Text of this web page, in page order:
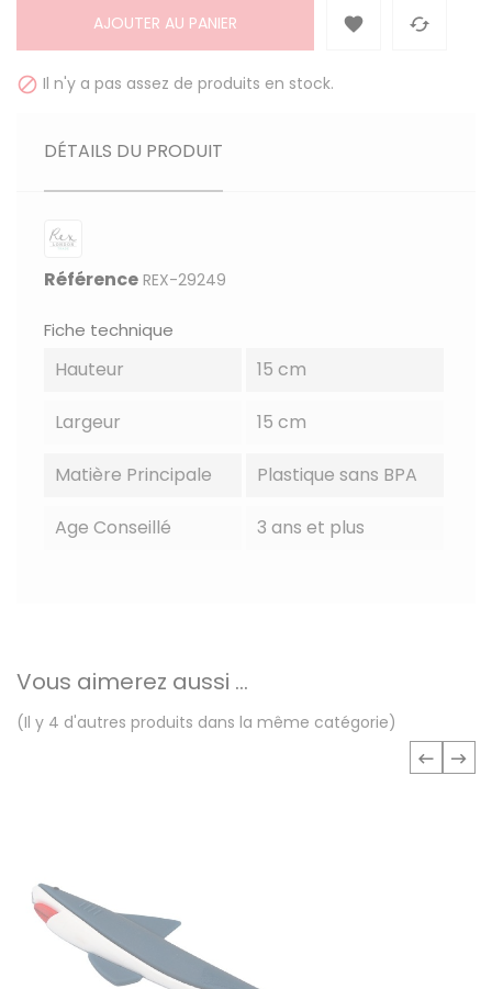
AJOUTER AU PANIER  
 Il n'y a pas assez de produits en stock.
DÉTAILS DU PRODUIT
Référence REX-29249
Fiche technique
Hauteur 15 cm
Largeur 15 cm
Matière Principale Plastique sans BPA
Age Conseillé 3 ans et plus
Vous aimerez aussi ...
(Il y 4 d'autres produits dans la même catégorie)